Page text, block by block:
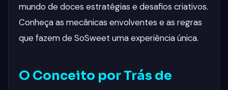
mundo de doces estratégias e desafios criativos.
Conheça as mecânicas envolventes e as regras
que fazem de SoSweet uma experiência única.
O Conceito por Trás de